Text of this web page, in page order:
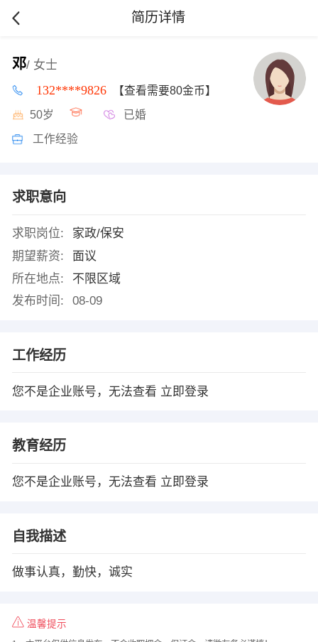
简历详情
邓/ 女士
132****9826 【查看需要80金币】
50岁 已婚
工作经验
求职意向
求职岗位:
家政/保安
期望薪资:
面议
所在地点:
不限区域
发布时间:
08-09
工作经历
您不是企业账号，无法查看 立即登录
教育经历
您不是企业账号，无法查看 立即登录
自我描述
做事认真，勤快，诚实
温馨提示